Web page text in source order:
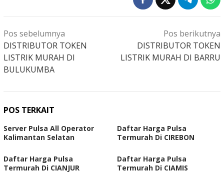
Navigasi
pos
Pos sebelumnya
DISTRIBUTOR TOKEN
LISTRIK MURAH DI
BULUKUMBA
Pos berikutnya
DISTRIBUTOR TOKEN
LISTRIK MURAH DI BARRU
POS TERKAIT
Server Pulsa All Operator
Kalimantan Selatan
Daftar Harga Pulsa
Termurah Di CIREBON
Daftar Harga Pulsa
Termurah Di CIANJUR
Daftar Harga Pulsa
Termurah Di CIAMIS